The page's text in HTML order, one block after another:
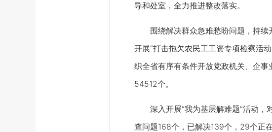
导和处室，全力推进整改落实。
围绕解决群众急难愁盼问题，持续开
开展“打击拖欠农民工工资专项检察活
织全省有序有条件开放党政机关、企
54512个。
深入开展“我为基层解难题”活动，
查问题168个，已解决139个，29个正在